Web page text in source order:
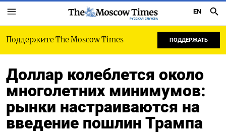
РУССКАЯ СЛУЖБА
EN
Поддержите The Moscow Times ПОДДЕРЖАТЬ
Доллар колеблется около
многолетних минимумов:
рынки настраиваются на
введение пошлин Трампа